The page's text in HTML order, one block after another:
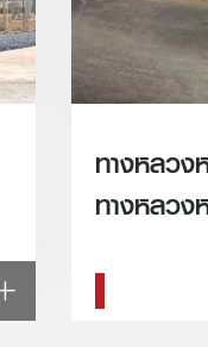
ทางหลวง
ทางหลวง
331 (แปล